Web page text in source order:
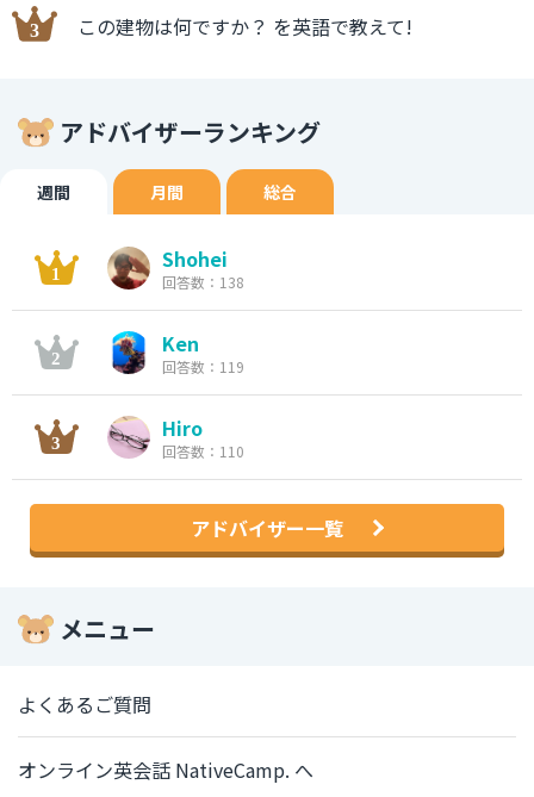
この建物は何ですか？ を英語で教えて!
アドバイザーランキング
週間 月間 総合
Shohei
回答数：138
Ken
回答数：119
Hiro
回答数：110
アドバイザー一覧
メニュー
よくあるご質問
オンライン英会話 NativeCamp. へ